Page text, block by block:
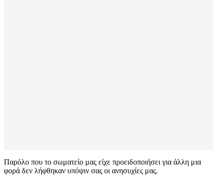
Παρόλο που το σωματείο μας είχε προειδοποιήσει για άλλη μια
φορά δεν λήφθηκαν υπόψιν σας οι ανησυχίες μας.